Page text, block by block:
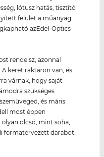
lótusz hatás, tisztító
felület a műanyag
azEdel-Optics-
rendelsz, azonnal
keret raktáron van, és
várnak, hogy saját
szükséges
és máris
most éppen
olyan olcsó, mint soha,
formatervezett darabot.